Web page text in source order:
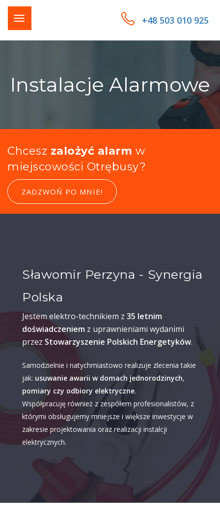
+48 503 010 925
Instalacje Alarmowe
Chcesz zalożyć alarm w
miejscowości Otrębusy?
ZADZWOŃ PO MNIE!
Sławomir Perzyna - Synergia
Polska
Jestem elektro-technikiem z 35 letnim
doświadczeniem z uprawnieniami wydanimi
przez Stowarzyszenie Polskich Energetyków.
Samodzielnie i natychmiastowo realizuje zlecenia takie
jak: usuwanie awarii w domach jednorodzinych,
pomiary czy odbiory elektryczne.
Współpracuję również z zespółem profesionalistów, z
którymi obsługujemy mniejsze i większe inwestycje w
zakresie projektowania oraz realizacji instalcji
elektrycznych.